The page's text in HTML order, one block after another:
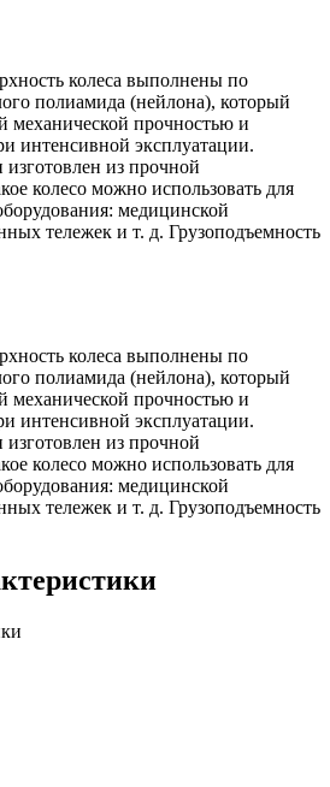
колеса выполнены по
полиамида (нейлона), который
механической прочностью и
интенсивной эксплуатации.
из прочной
колесо можно использовать для
медицинской
тележек и т. д. Грузоподъемность
колеса выполнены по
полиамида (нейлона), который
механической прочностью и
интенсивной эксплуатации.
из прочной
колесо можно использовать для
медицинской
тележек и т. д. Грузоподъемность